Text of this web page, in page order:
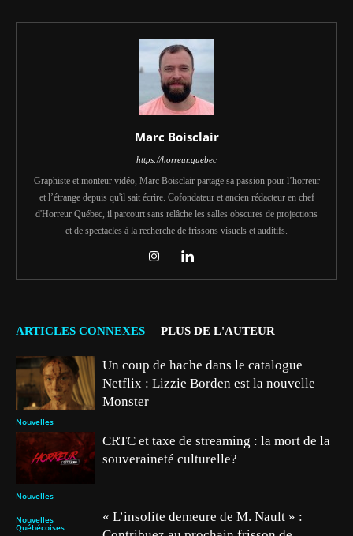
Marc Boisclair
https://horreur.quebec
Graphiste et monteur vidéo, Marc Boisclair partage sa passion pour l’horreur
et l’étrange depuis qu'il sait écrire. Cofondateur et ancien rédacteur en chef
d'Horreur Québec, il parcourt sans relâche les salles obscures de projections
et de spectacles à la recherche de frissons visuels et auditifs.
ARTICLES CONNEXES PLUS DE L'AUTEUR
Nouvelles
Un coup de hache dans le catalogue
Netflix : Lizzie Borden est la nouvelle
Monster
Nouvelles
CRTC et taxe de streaming : la mort de la
souveraineté culturelle?
Nouvelles
Québécoises
« L’insolite demeure de M. Nault » :